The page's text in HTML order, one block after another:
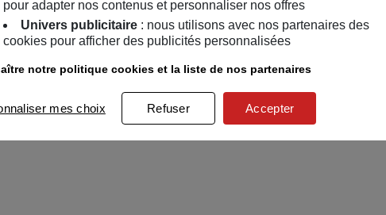
pour adapter nos contenus et personnaliser nos offres
Univers publicitaire : nous utilisons avec nos partenaires des
cookies pour afficher des publicités personnalisées
notre politique cookies et la liste de nos partenaires
mes choix Refuser Accepter